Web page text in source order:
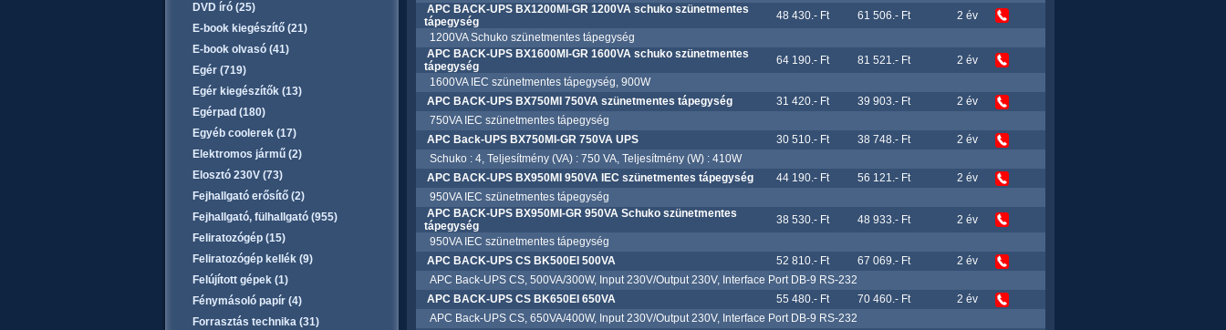
DVD író (25)
E-book kiegészítő (21)
E-book olvasó (41)
Egér (719)
Egér kiegészítők (13)
Egérpad (180)
Egyéb coolerek (17)
Elektromos jármű (2)
Elosztó 230V (73)
Fejhallgató erősítő (2)
Fejhallgató, fülhallgató (955)
Feliratozógép (15)
Feliratozógép kellék (9)
Felújított gépek (1)
Fénymásoló papír (4)
Forrasztás technika (31)
APC BACK-UPS BX1200MI-GR 1200VA schuko szünetmentes
tápegység
48 430.- Ft 61 506.- Ft
2 év
1200VA Schuko szünetmentes tápegység
APC BACK-UPS BX1600MI-GR 1600VA schuko szünetmentes
tápegység
64 190.- Ft 81 521.- Ft
2 év
1600VA IEC szünetmentes tápegység, 900W
APC BACK-UPS BX750MI 750VA szünetmentes tápegység
31 420.- Ft 39 903.- Ft
2 év
750VA IEC szünetmentes tápegység
APC Back-UPS BX750MI-GR 750VA UPS
30 510.- Ft 38 748.- Ft
2 év
Schuko : 4, Teljesítmény (VA) : 750 VA, Teljesítmény (W) : 410W
APC BACK-UPS BX950MI 950VA IEC szünetmentes tápegység
44 190.- Ft 56 121.- Ft
2 év
950VA IEC szünetmentes tápegység
APC BACK-UPS BX950MI-GR 950VA Schuko szünetmentes
tápegység
38 530.- Ft 48 933.- Ft
2 év
950VA IEC szünetmentes tápegység
APC BACK-UPS CS BK500EI 500VA
52 810.- Ft 67 069.- Ft
2 év
APC Back-UPS CS, 500VA/300W, Input 230V/Output 230V, Interface Port DB-9 RS-232
APC BACK-UPS CS BK650EI 650VA
55 480.- Ft 70 460.- Ft
2 év
APC Back-UPS CS, 650VA/400W, Input 230V/Output 230V, Interface Port DB-9 RS-232